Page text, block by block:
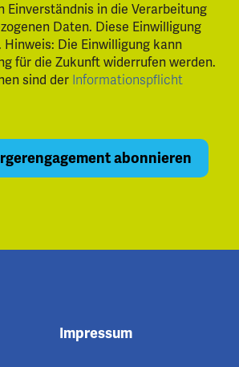
Einverständnis in die Verarbeitung
Daten. Diese Einwilligung
Die Einwilligung kann
für die Zukunft widerrufen werden.
sind der Informationspflicht
Impressum